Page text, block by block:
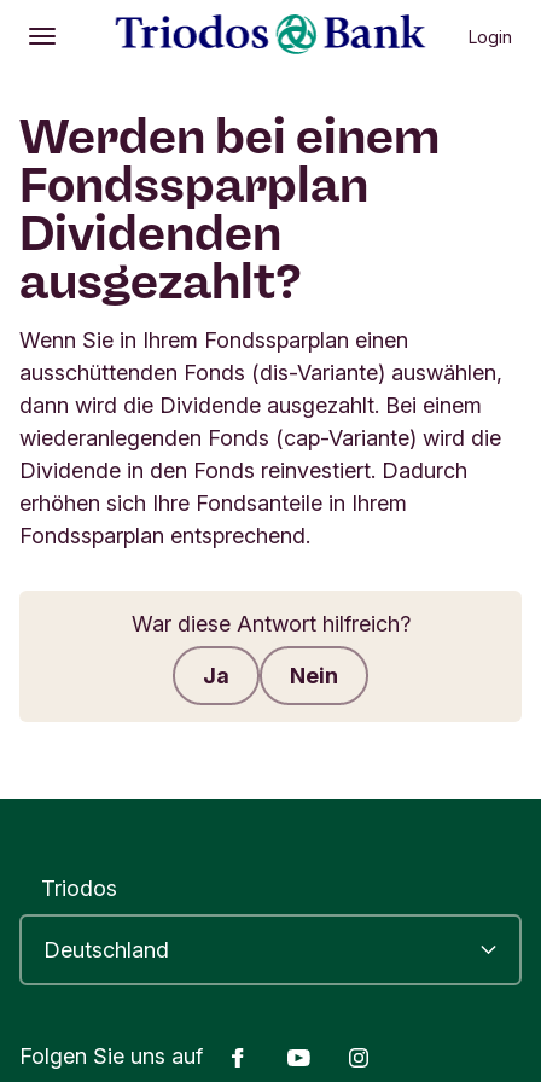
Öffnen
Hauptmenü Login
Werden bei einem
Fondssparplan
Dividenden
ausgezahlt?
Wenn Sie in Ihrem Fondssparplan einen
ausschüttenden Fonds (dis-Variante) auswählen,
dann wird die Dividende ausgezahlt. Bei einem
wiederanlegenden Fonds (cap-Variante) wird die
Dividende in den Fonds reinvestiert. Dadurch
erhöhen sich Ihre Fondsanteile in Ihrem
Fondssparplan entsprechend.
War diese Antwort hilfreich?
Ja Nein
Triodos
Folgen Sie uns auf FacebookYoutube